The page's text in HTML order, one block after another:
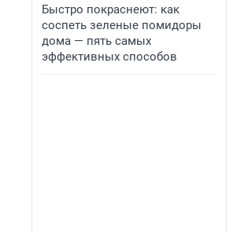
Быстро покраснеют: как
соспеть зеленые помидоры
дома — пять самых
эффективных способов